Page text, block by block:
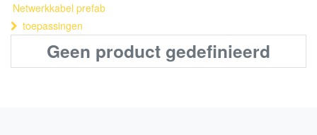
Netwerkkabel prefab
toepassingen
Geen product gedefinieerd